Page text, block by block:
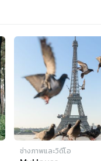
ช่างภาพและวิดีโอ